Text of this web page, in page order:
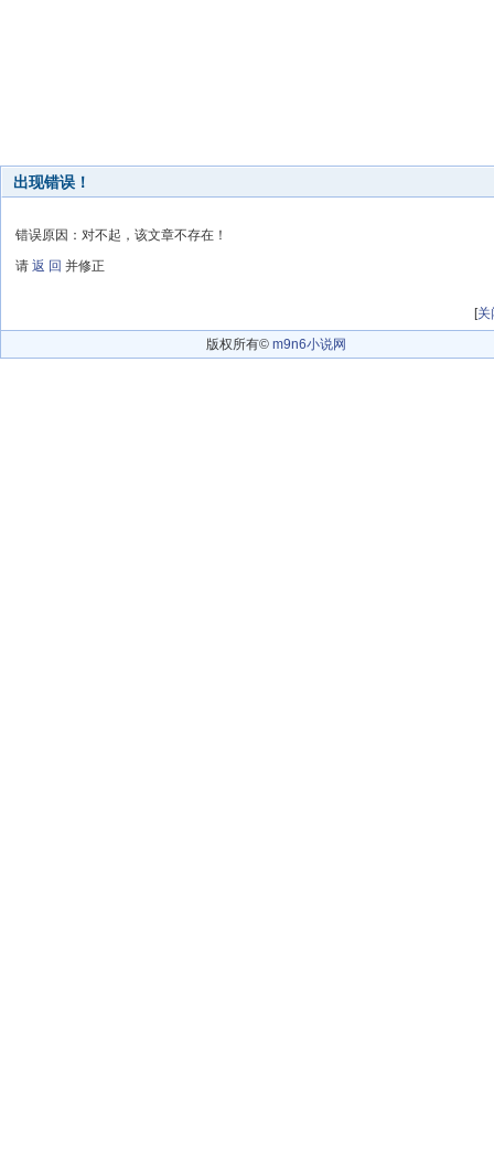
出现错误！
错误原因：对不起，该文章不存在！
请 返 回 并修正
[关
版权所有© m9n6小说网